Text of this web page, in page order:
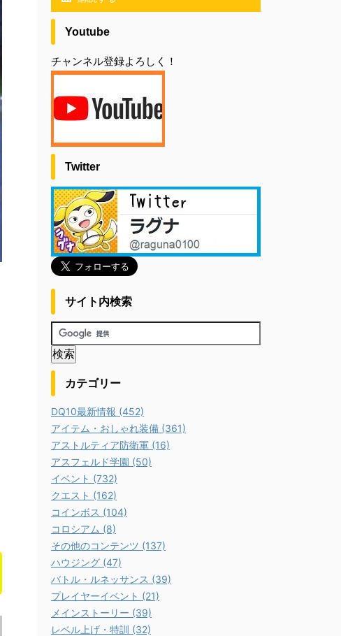
Youtube
チャンネル登録よろしく！
Twitter
サイト内検索
カテゴリー
DQ10最新情報 (452)
アイテム・おしゃれ装備 (361)
アストルティア防衛軍 (16)
アスフェルド学園 (50)
イベント (732)
クエスト (162)
コインボス (104)
コロシアム (8)
その他のコンテンツ (137)
ハウジング (47)
バトル・ルネッサンス (39)
プレイヤーイベント (21)
メインストーリー (39)
レベル上げ・特訓 (32)